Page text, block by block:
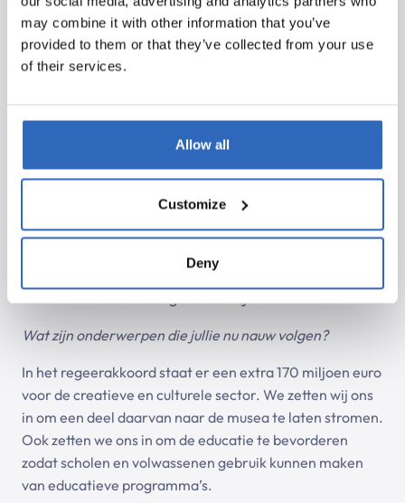
may combine it with other information that you’ve
provided to them or that they’ve collected from your use
of their services.
Allow all
Customize
Deny
Helaas op financieel vlak. Door de coronacrisis zijn de
inkomsten teruggelopen. In 2020 zijn de gederfde
inkomsten voor ongeveer 60% gedekt door noodsteun
eerder. Nu is er geen noodsteun meer maar blijft het
bezoekersaantal achter, en de energiekosten stijgen.
Ondertussen is het personeelsbestand flink gekrompen.
Daardoor lekt én expertise weg, én het is moeilijker om
nieuwe tentoonstellingen en ander publieksaanbod te
bezoeken komen. Het zal nog een poos duren voor
Wat zijn onderwerpen die jullie nu nauw volgen?
In het regeerakkoord staat er een extra 170 miljoen euro
voor de creatieve en culturele sector. We zetten wij ons
in om een deel daarvan naar de musea te laten stromen.
Ook zetten we ons in om de educatie te bevorderen
zodat scholen en volwassenen gebruik kunnen maken
van educatieve programma’s.